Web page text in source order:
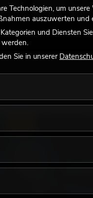
Technologien, um
auszuwerten
und Diensten
Sie in unserer